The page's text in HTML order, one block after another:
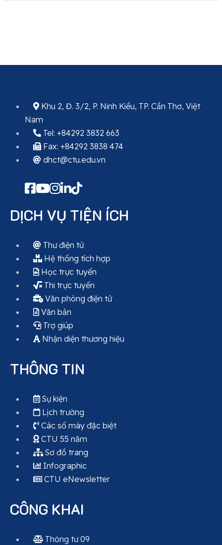
Khu 2, Đ. 3/2, P. Ninh Kiều, TP. Cần Thơ, Việt
Nam
Tel: +84292 3832 663
Fax: +84292 3838 474
dhct@ctu.edu.vn
DỊCH VỤ TIỆN ÍCH
Thư điện tử
Hệ thống tích hợp
Học trực tuyến
Thi trực tuyến
Văn phòng điện tử
Văn bản
Trợ giúp
Nhận diện thương hiệu
THÔNG TIN
Sự kiện
Lịch trường
Các số máy đặc biệt
CTU 55 năm
Sơ đồ trang
Infographic
CTU eNewsletter
CÔNG KHAI
Thông tư 09